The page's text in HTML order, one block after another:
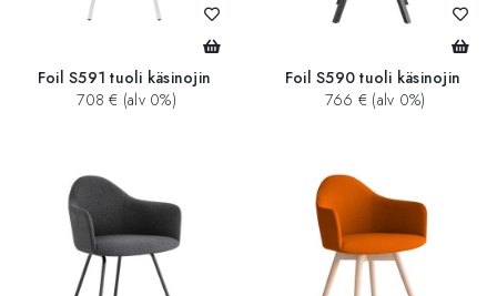
Foil S591 tuoli käsinojin
708 € (alv 0%)
Foil S590 tuoli käsinojin
766 € (alv 0%)